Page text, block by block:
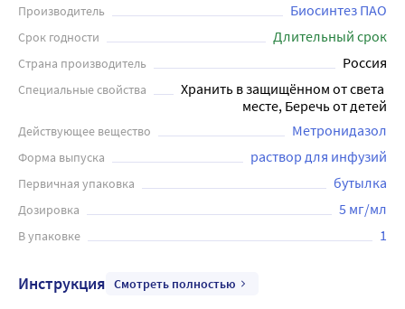
Производитель Биосинтез ПАО
Срок годности Длительный срок
Страна производитель Россия
Специальные свойства
Хранить в защищённом от света
месте, Беречь от детей
Действующее вещество Метронидазол
Форма выпуска раствор для инфузий
Первичная упаковка бутылка
Дозировка 5 мг/мл
В упаковке 1
Инструкция Смотреть полностью